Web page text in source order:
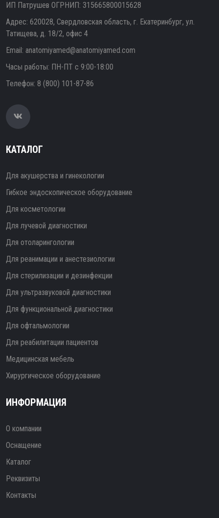
ИП Патрушев ОГРНИП: 315665800015628
Адрес: 620028, Свердловская область, г. Екатеринбург, ул.
Татищева, д. 18/2, офис 4
Email: anatomiyamed@anatomiyamed.com
Часы работы: ПН-ПТ с 9:00-18:00
Телефон: 8 (800) 101-87-86
КАТАЛОГ
Для акушерства и гинекологии
Гибкое эндоскопическое оборудование
Для косметологии
Для лучевой диагностики
Для отоларингологии
Для реанимации и анестезиологии
Для стерилизации и дезинфекции
Для ультразвуковой диагностики
Для функциональной диагностики
Для офтальмологии
Для реабилитации пациентов
Медицинская мебель
Хирургическое оборудование
ИНФОРМАЦИЯ
О компании
Оснащение
Каталог
Реквизиты
Контакты